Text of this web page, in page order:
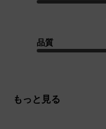
品質
もっと見る